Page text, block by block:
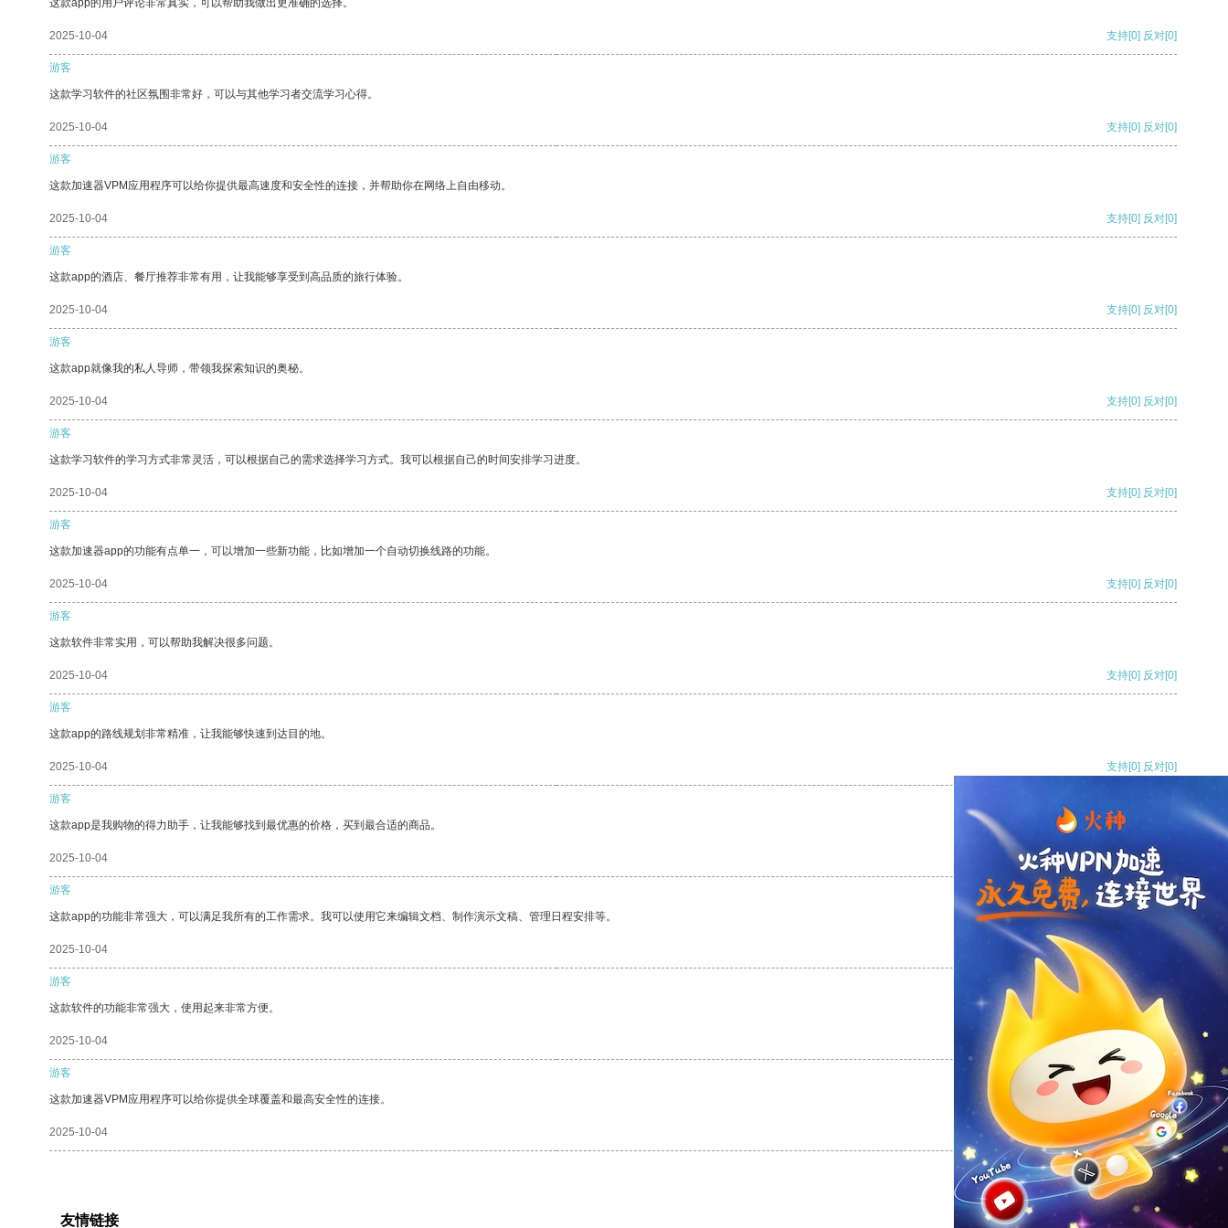
这款app的用户评论非常真实，可以帮助我做出更准确的选择。
2025-10-04 支持[0] 反对[0]
游客
这款学习软件的社区氛围非常好，可以与其他学习者交流学习心得。
2025-10-04 支持[0] 反对[0]
游客
这款加速器VPM应用程序可以给你提供最高速度和安全性的连接，并帮助你在网络上自由移动。
2025-10-04 支持[0] 反对[0]
游客
这款app的酒店、餐厅推荐非常有用，让我能够享受到高品质的旅行体验。
2025-10-04 支持[0] 反对[0]
游客
这款app就像我的私人导师，带领我探索知识的奥秘。
2025-10-04 支持[0] 反对[0]
游客
这款学习软件的学习方式非常灵活，可以根据自己的需求选择学习方式。我可以根据自己的时间安排学习进度。
2025-10-04 支持[0] 反对[0]
游客
这款加速器app的功能有点单一，可以增加一些新功能，比如增加一个自动切换线路的功能。
2025-10-04 支持[0] 反对[0]
游客
这款软件非常实用，可以帮助我解决很多问题。
2025-10-04 支持[0] 反对[0]
游客
这款app的路线规划非常精准，让我能够快速到达目的地。
2025-10-04 支持[0] 反对[0]
游客
这款app是我购物的得力助手，让我能够找到最优惠的价格，买到最合适的商品。
2025-10-04 支持[0] 反对
游客
这款app的功能非常强大，可以满足我所有的工作需求。我可以使用它来编辑文档、制作演示文稿、管理日程安排等。
2025-10-04 支持
游客
这款软件的功能非常强大，使用起来非常方便。
2025-10-04 反对 [0]
游客
这款加速器VPM应用程序可以给你提供全球覆盖和最高安全性的连接。
2025-10-04 支持[0] 反对[0]
友情链接